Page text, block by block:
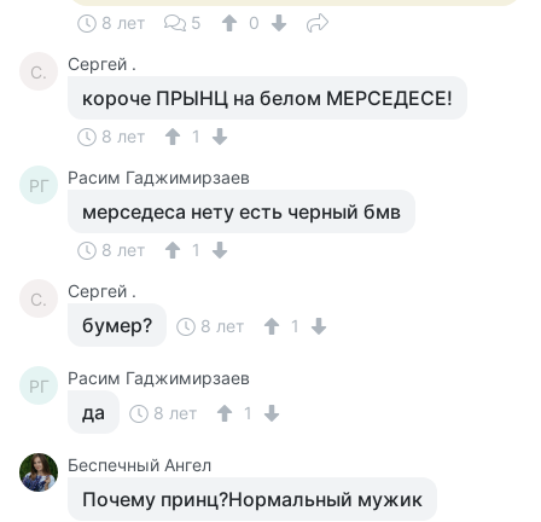
8 лет 5 0
С. Сергей .
короче ПРЫНЦ на белом МЕРСЕДЕСЕ!
8 лет 1
РГ Расим Гаджимирзаев
мерседеса нету есть черный бмв
8 лет 1
С. Сергей .
бумер? 8 лет 1
РГ Расим Гаджимирзаев
да 8 лет 1
Беспечный Ангел
Почему принц?Нормальный мужик